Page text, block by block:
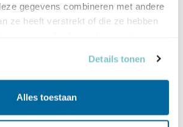
gegevens combineren met andere
ze heeft verstrekt of die ze hebben
Details tonen
Alles toestaan
Vlogs (1): De